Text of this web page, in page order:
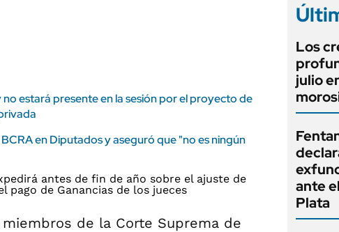
estará presente en la sesión por el proyecto de
en Diputados y aseguró que "no es ningún
de la Corte Suprema de
Los
julio
ante
Plata